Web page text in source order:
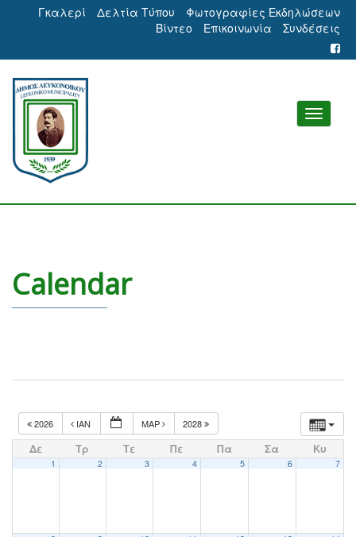
Γκαλερί Δελτία Τύπου
Φωτογραφίες Εκδηλώσεων
Βίντεο
Επικοινωνία Συνδέσεις
Calendar
2026 ΙΑΝ ΜΑΡ 2028
Δε Τρ Τε Πε Πα Σα Κυ
1 2 3 4 5 6 7